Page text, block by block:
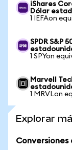
iShares
Dólar
1 IEFAon
SPDR S&P
1 SPYon
Marvell
1 MRVLon
Explorar